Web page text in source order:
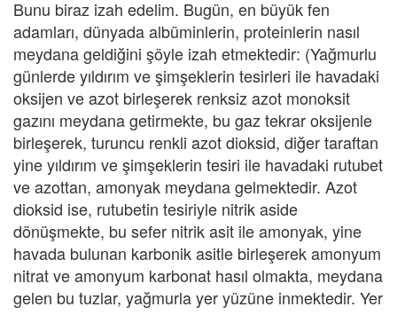
Bunu biraz izah edelim. Bugün, en büyük fen
adamları, dünyada albüminlerin, proteinlerin nasıl
meydana geldiğini şöyle izah etmektedir: (Yağmurlu
günlerde yıldırım ve şimşeklerin tesirleri ile havadaki
oksijen ve azot birleşerek renksiz azot monoksit
gazını meydana getirmekte, bu gaz tekrar oksijenle
birleşerek, turuncu renkli azot dioksid, diğer taraftan
yine yıldırım ve şimşeklerin tesiri ile havadaki rutubet
ve azottan, amonyak meydana gelmektedir. Azot
dioksid ise, rutubetin tesiriyle nitrik aside
dönüşmekte, bu sefer nitrik asit ile amonyak, yine
havada bulunan karbonik asitle birleşerek amonyum
nitrat ve amonyum karbonat hasıl olmakta, meydana
gelen bu tuzlar, yağmurla yer yüzüne inmektedir. Yer